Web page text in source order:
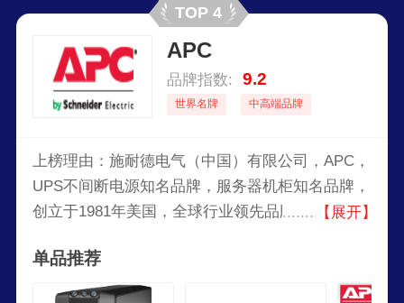
TOP 4
APC
品牌指数: 9.2
世界名牌 中高端品牌
上榜理由：施耐德电气（中国）有限公司，APC，
UPS不间断电源知名品牌，服务器机柜知名品牌，
创立于1981年美国，全球行业领先品牌，网络关键
大的UPS供应商之一。
【展开】
单品推荐